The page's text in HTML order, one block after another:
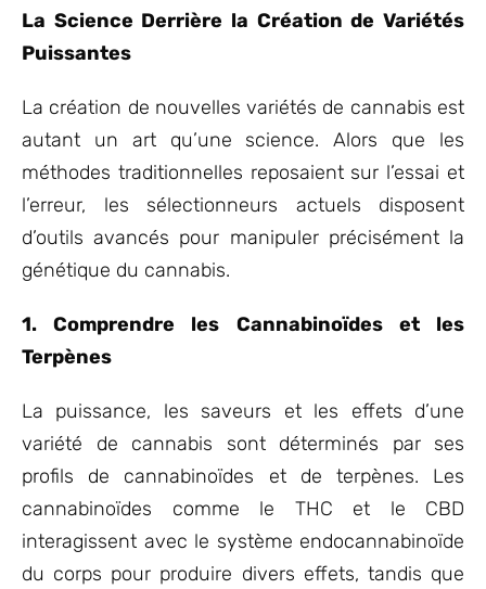
La Science Derrière la Création de Variétés
Puissantes
La création de nouvelles variétés de cannabis est
autant un art qu’une science. Alors que les
méthodes traditionnelles reposaient sur l’essai et
l’erreur, les sélectionneurs actuels disposent
d’outils avancés pour manipuler précisément la
génétique du cannabis.
1. Comprendre les Cannabinoïdes et les
Terpènes
La puissance, les saveurs et les effets d’une
variété de cannabis sont déterminés par ses
profils de cannabinoïdes et de terpènes. Les
cannabinoïdes comme le THC et le CBD
interagissent avec le système endocannabinoïde
du corps pour produire divers effets, tandis que